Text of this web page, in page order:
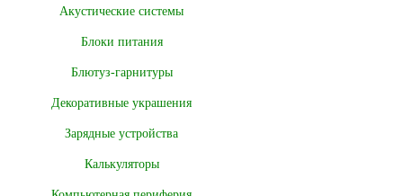
Акустические системы
Блоки питания
Блютуз-гарнитуры
Декоративные украшения
Зарядные устройства
Калькуляторы